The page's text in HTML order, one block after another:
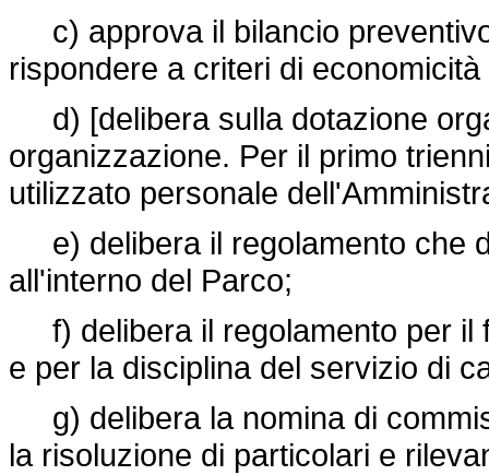
c) approva il bilancio
rispondere a criteri di
d) [delibera sulla dotazione
organizzazione. Per il primo
utilizzato personale
e) delibera il regolamento che
all'interno del Parco;
f) delibera il regolamento per il
e per la disciplina del servizio di
g) delibera la nomina di
la risoluzione di particolari e